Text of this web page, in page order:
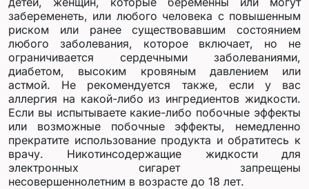
забеременеть, или любого человека с повышенным
риском или ранее существовавшим состоянием
любого заболевания, которое включает, но не
ограничивается сердечными заболеваниями,
диабетом, высоким кровяным давлением или
астмой. Не рекомендуется также, если у вас
аллергия на какой-либо из ингредиентов жидкости.
Если вы испытываете какие-либо побочные эффекты
или возможные побочные эффекты, немедленно
прекратите использование продукта и обратитесь к
врачу. Никотинсодержащие жидкости для
электронных сигарет запрещены
несовершеннолетним в возрасте до 18 лет.